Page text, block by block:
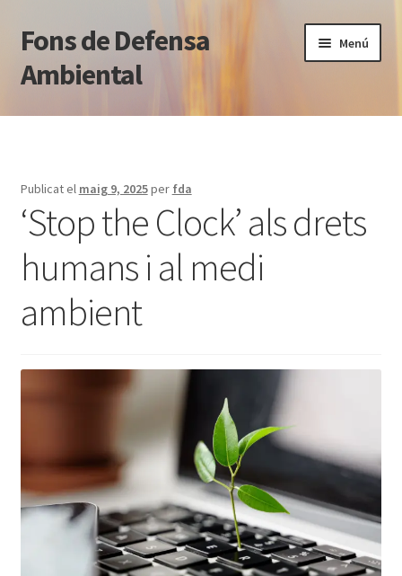
Salta
a
navegació
Vés
al
contingut
Fons de Defensa
Ambiental
Menú
Què fem
Notícies
Blog jurídic
Normativa
Publicat el maig 9, 2025per fda
‘Stop the Clock’ als drets
humans i al medi
ambient